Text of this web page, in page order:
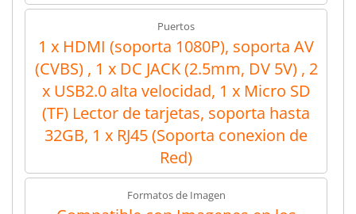
Puertos
1 x HDMI (soporta 1080P), soporta AV
(CVBS) , 1 x DC JACK (2.5mm, DV 5V) , 2
x USB2.0 alta velocidad, 1 x Micro SD
(TF) Lector de tarjetas, soporta hasta
32GB, 1 x RJ45 (Soporta conexion de
Red)
Formatos de Imagen